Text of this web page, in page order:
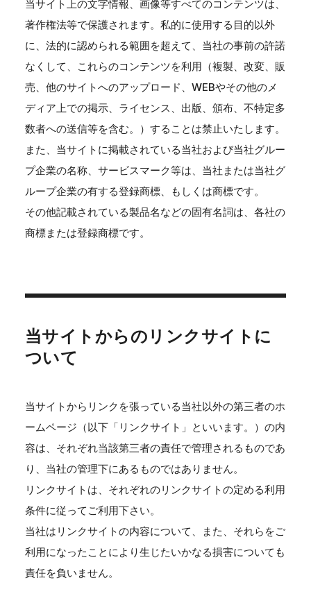
当サイト上の文字情報、画像等すべてのコンテンツは、
著作権法等で保護されます。私的に使用する目的以外
に、法的に認められる範囲を超えて、当社の事前の許諾
なくして、これらのコンテンツを利用（複製、改変、販
売、他のサイトへのアップロード、WEBやその他のメ
ディア上での掲示、ライセンス、出版、頒布、不特定多
数者への送信等を含む。）することは禁止いたします。
また、当サイトに掲載されている当社および当社グルー
プ企業の名称、サービスマーク等は、当社または当社グ
ループ企業の有する登録商標、もしくは商標です。
その他記載されている製品名などの固有名詞は、各社の
商標または登録商標です。
当サイトからのリンクサイトに
ついて
当サイトからリンクを張っている当社以外の第三者のホ
ームページ（以下「リンクサイト」といいます。）の内
容は、それぞれ当該第三者の責任で管理されるものであ
り、当社の管理下にあるものではありません。
リンクサイトは、それぞれのリンクサイトの定める利用
条件に従ってご利用下さい。
当社はリンクサイトの内容について、また、それらをご
利用になったことにより生じたいかなる損害についても
責任を負いません。